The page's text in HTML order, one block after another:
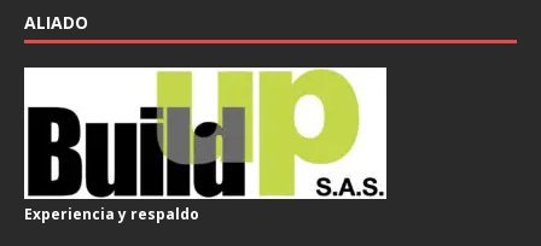
ALIADO
Experiencia y respaldo